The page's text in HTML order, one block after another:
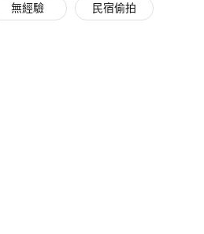
無經驗 民宿偷拍